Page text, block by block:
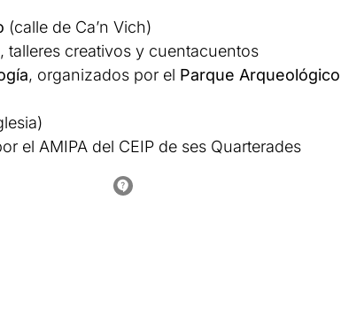
(calle de Ca’n Vich)
talleres creativos y cuentacuentos
, organizados por el Parque Arqueológico
el AMIPA del CEIP de ses Quarterades